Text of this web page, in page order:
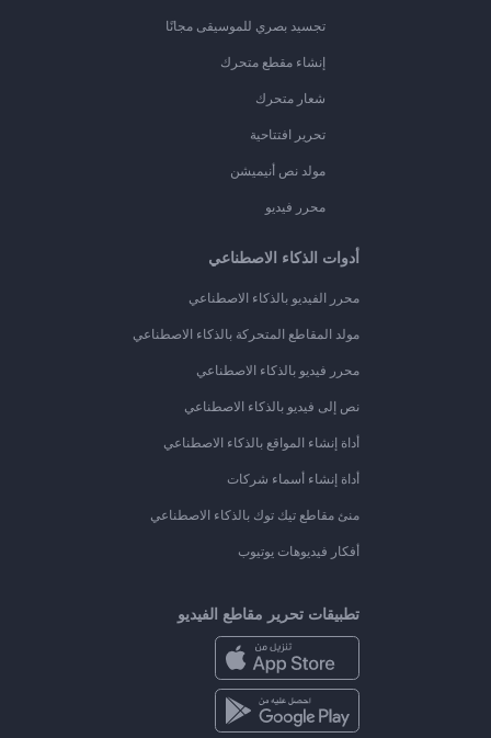
تجسيد بصري للموسيقى مجانًا
إنشاء مقطع متحرك
شعار متحرك
تحرير افتتاحية
مولد نص أنيميشن
محرر فيديو
أدوات الذكاء الاصطناعي
محرر الفيديو بالذكاء الاصطناعي
مولد المقاطع المتحركة بالذكاء الاصطناعي
محرر فيديو بالذكاء الاصطناعي
نص إلى فيديو بالذكاء الاصطناعي
أداة إنشاء المواقع بالذكاء الاصطناعي
أداة إنشاء أسماء شركات
منئ مقاطع تيك توك بالذكاء الاصطناعي
أفكار فيديوهات يوتيوب
تطبيقات تحرير مقاطع الفيديو